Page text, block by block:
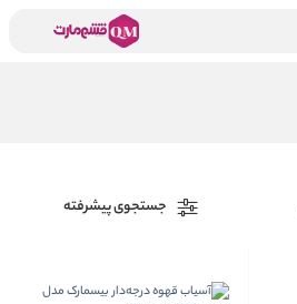
جستجوی پیشرفته